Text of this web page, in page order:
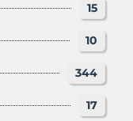
15
10
344
17